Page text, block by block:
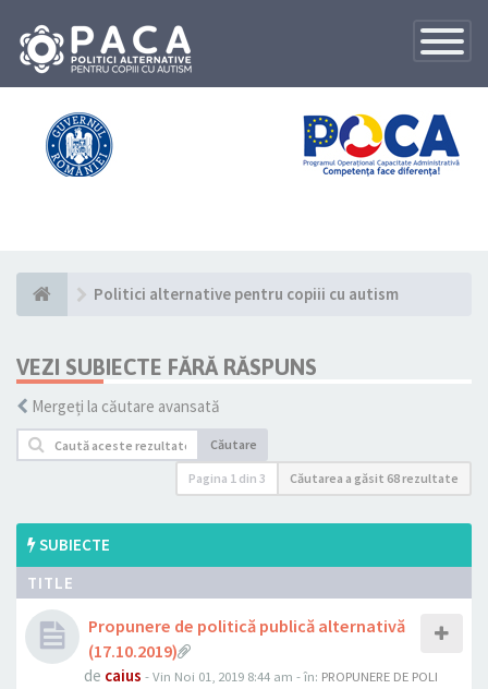
Toggle
Politici alternative pentru copiii cu autism
VEZI SUBIECTE FĂRĂ RĂSPUNS
Mergeți la căutare avansată
Căutare
Pagina 1 din 3 Căutarea a găsit 68 rezultate
SUBIECTE
TITLE
Propunere de politică publică alternativă
(17.10.2019)
de caius - Vin Noi 01, 2019 8:44 am - în: PROPUNERE DE POLI